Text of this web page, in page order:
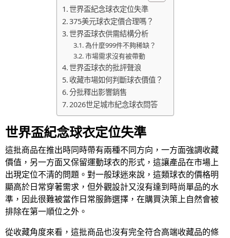
世界盃紀念球衣定位失準
375美元球衣定價合理嗎？
世界盃球衣供需結構分析
為什麼999件不夠稀缺？
市場需求沒有被帶動
世界盃球衣的批評聲浪
收藏市場如何判斷球衣價值？
分批釋出影響銷售
2026世足城市紀念球衣問答
世界盃紀念球衣定位失準
這批商品在推出時同時帶有兩種不同方向，一方面強調收藏
價值，另一方面又保留運動球衣的形式，這讓產品在市場上
出現定位不清的問題。對一般球迷來說，這類球衣的價格明
顯高於日常穿著需求，但外觀設計又沒有達到時尚單品的水
準，因此很難被當作日常服飾選擇，在購買決策上自然會被
排除在第一順位之外。
從收藏角度來看，這批商品也沒有完全符合高端收藏品的條